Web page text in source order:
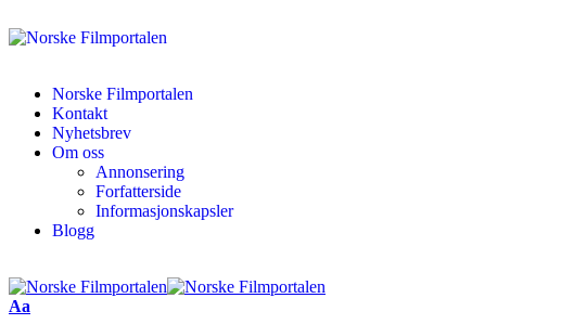
Norske Filmportalen
Kontakt
Nyhetsbrev
Om oss
Annonsering
Forfatterside
Informasjonskapsler
Blogg
Aa